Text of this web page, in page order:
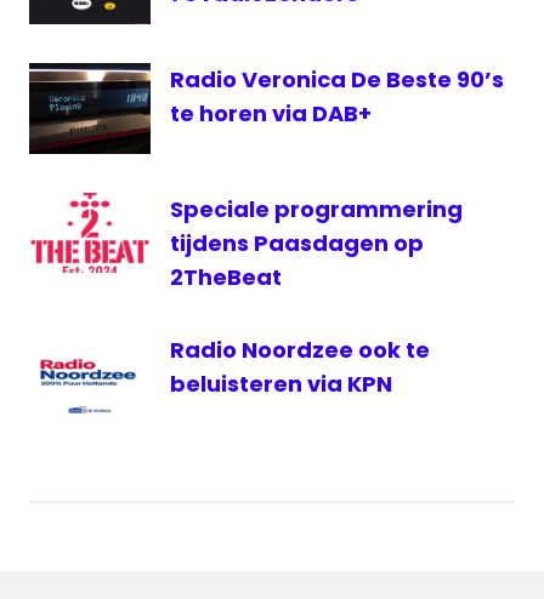
Radio Veronica De Beste 90’s
te horen via DAB+
Speciale programmering
tijdens Paasdagen op
2TheBeat
Radio Noordzee ook te
beluisteren via KPN